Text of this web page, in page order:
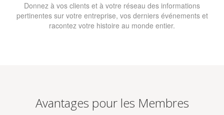
Donnez à vos clients et à votre réseau des informations
pertinentes sur votre entreprise, vos derniers événements et
racontez votre histoire au monde entier.
Avantages pour les Membres